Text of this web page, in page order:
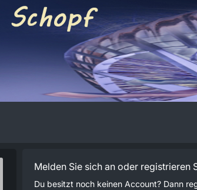
Melden Sie sich an oder registrieren
Du besitzt noch keinen Account? Dann